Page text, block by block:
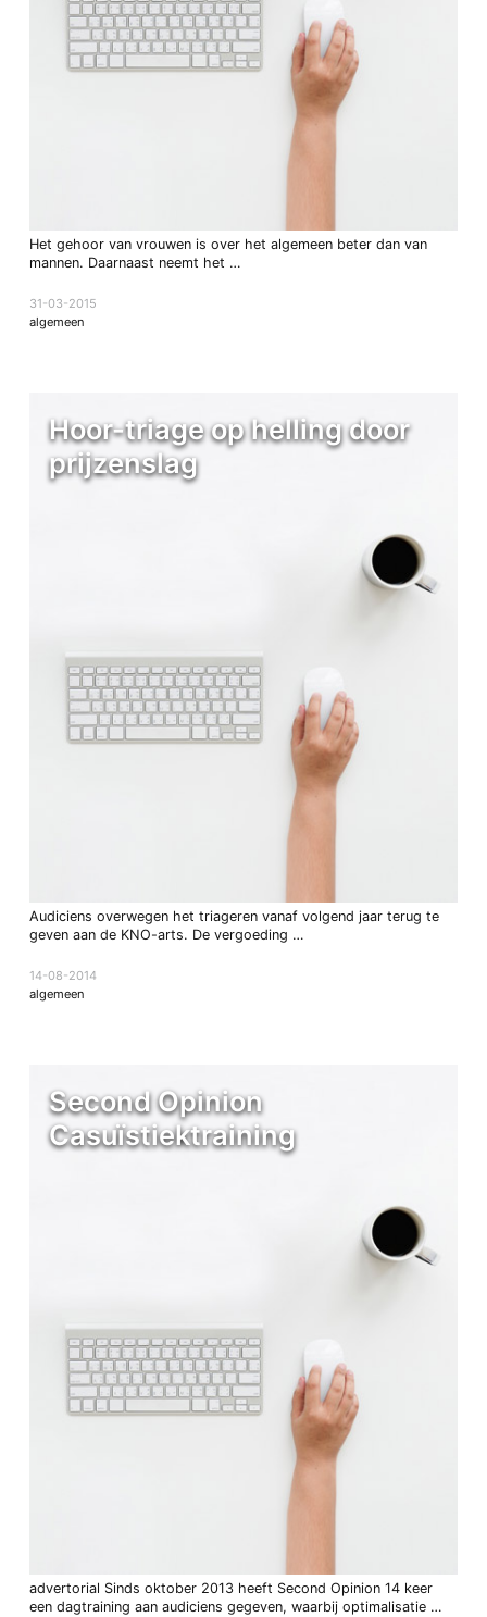
Het gehoor van vrouwen is over het algemeen beter dan van
mannen. Daarnaast neemt het …
31-03-2015
algemeen
Hoor-triage op helling door
prijzenslag
Audiciens overwegen het triageren vanaf volgend jaar terug te
geven aan de KNO-arts. De vergoeding …
14-08-2014
algemeen
Second Opinion
Casuïstiektraining
advertorial Sinds oktober 2013 heeft Second Opinion 14 keer
een dagtraining aan audiciens gegeven, waarbij optimalisatie …